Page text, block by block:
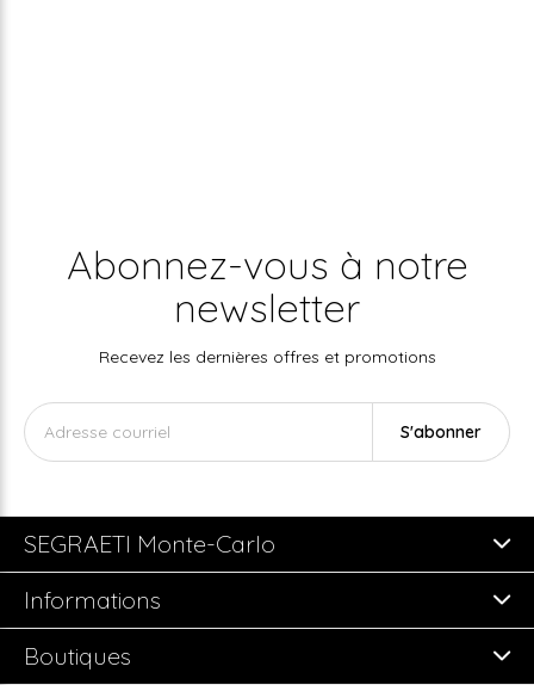
Abonnez-vous à notre
newsletter
Recevez les dernières offres et promotions
S'abonner
SEGRAETI Monte-Carlo
Informations
Boutiques